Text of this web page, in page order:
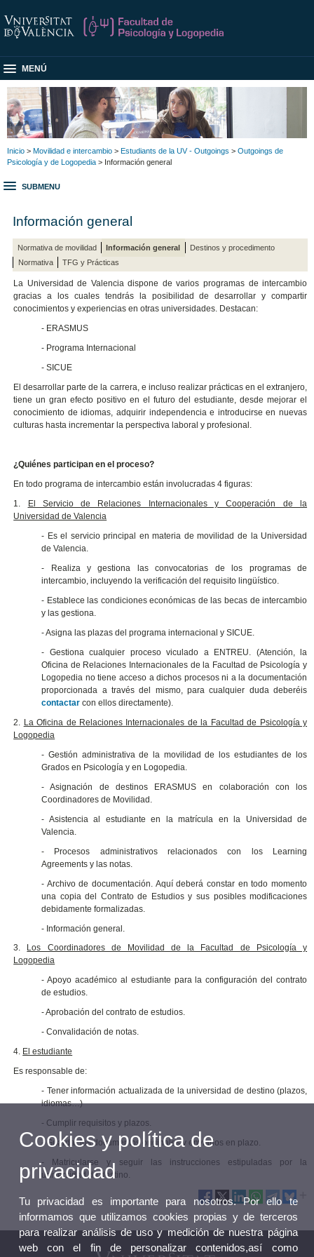
MENÚ
Inicio > Movilidad e intercambio > Estudiants de la UV - Outgoings > Outgoings de
Psicología y de Logopedia > Información general
SUBMENU
Información general
Normativa de movilidad Información general
Destinos y procedimento
Normativa
TFG y Prácticas
La Universidad de Valencia dispone de varios programas de intercambio
gracias a los cuales tendrás la posibilidad de desarrollar y compartir
conocimientos y experiencias en otras universidades. Destacan:
- ERASMUS
- Programa Internacional
- SICUE
El desarrollar parte de la carrera, e incluso realizar prácticas en el extranjero,
tiene un gran efecto positivo en el futuro del estudiante, desde mejorar el
conocimiento de idiomas, adquirir independencia e introducirse en nuevas
culturas hasta incrementar la perspectiva laboral y profesional.
¿Quiénes participan en el proceso?
En todo programa de intercambio están involucradas 4 figuras:
1.
El Servicio de Relaciones Internacionales y Cooperación de la
Universidad de Valencia
- Es el servicio principal en materia de movilidad de la Universidad
de Valencia.
- Realiza y gestiona las convocatorias de los programas de
intercambio, incluyendo la verificación del requisito lingüístico.
- Establece las condiciones económicas de las becas de intercambio
y las gestiona.
- Asigna las plazas del programa internacional y SICUE.
- Gestiona cualquier proceso viculado a ENTREU. (Atención, la
Oficina de Relaciones Internacionales de la Facultad de Psicología y
Logopedia no tiene acceso a dichos procesos ni a la documentación
proporcionada a través del mismo, para cualquier duda deberéis
contactar con ellos directamente).
2. La Oficina de Relaciones Internacionales de la Facultad de Psicología y
Logopedia
- Gestión administrativa de la movilidad de los estudiantes de los
Grados en Psicología y en Logopedia.
- Asignación de destinos ERASMUS en colaboración con los
Coordinadores de Movilidad.
- Asistencia al estudiante en la matrícula en la Universidad de
Valencia.
- Procesos administrativos relacionados con los Learning
Agreements y las notas.
- Archivo de documentación. Aquí deberá constar en todo momento
una copia del Contrato de Estudios y sus posibles modificaciones
debidamente formalizadas.
- Información general.
3.
Los Coordinadores de Movilidad de la Facultad de Psicología y
Logopedia
- Apoyo académico al estudiante para la configuración del contrato
de estudios.
- Aprobación del contrato de estudios.
- Convalidación de notas.
4. El estudiante
Es responsable de:
- Tener información actualizada de la universidad de destino (plazos,
idiomas…)
- Cumplir requisitos y plazos.
- Guardar los documentos originales y enviarlos en plazo.
- Matricularse y seguir las instrucciones estipuladas por la
universidad de destino.
Cookies y política de
privacidad
Tu privacidad es importante para nosotros. Por ello te
informamos que utilizamos cookies propias y de terceros
para realizar análisis de uso y medición de nuestra página
web con el fin de personalizar contenidos,así como